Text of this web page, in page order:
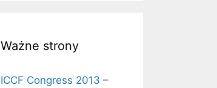
Ważne strony
ICCF Congress 2013 –